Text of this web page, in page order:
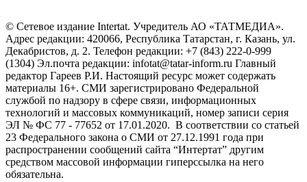
© Сетевое издание Intertat. Учредитель АО «ТАТМЕДИА».
Адрес редакции: 420066, Республика Татарстан, г. Казань, ул.
Декабристов, д. 2. Телефон редакции: +7 (843) 222-0-999
(1304) Эл.почта редакции: infotat@tatar-inform.ru Главный
редактор Гареев Р.И. Настоящий ресурс может содержать
материалы 16+. СМИ зарегистрировано Федеральной
службой по надзору в сфере связи, информационных
технологий и массовых коммуникаций, номер записи серия
ЭЛ № ФС 77 - 77652 от 17.01.2020. В соответствии со статьей
23 Федерального закона о СМИ от 27.12.1991 года при
распространении сообщений сайта “Интертат” другим
средством массовой информации гиперссылка на него
обязательна.